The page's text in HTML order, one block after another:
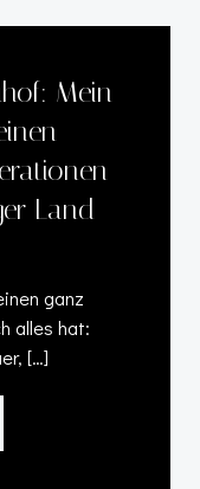
Mein
Land
ganz
alles hat:
[…]